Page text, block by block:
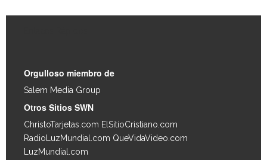
Orgulloso miembro de
Salem Media Group
Otros Sitios SWN
ChristoTarjetas.com ElSitioCristiano.com
RadioLuzMundial.com QueVidaVideo.com
LuzMundial.com